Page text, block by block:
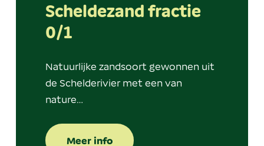
Scheldezand fractie
0/1
Natuurlijke zandsoort gewonnen uit
de Schelderivier met een van
nature…
Meer info